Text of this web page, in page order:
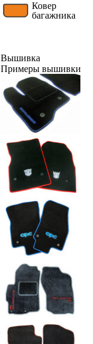
Ковер
багажника
Вышивка
Примеры вышивки